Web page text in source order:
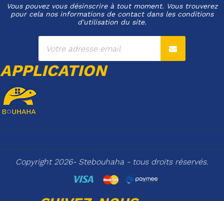
Vous pouvez vous désinscrire à tout moment. Vous trouverez
pour cela nos informations de contact dans les conditions
d'utilisation du site.
APPLICATION
Copyright 2026- Stebouhaha - tous droits réservés.